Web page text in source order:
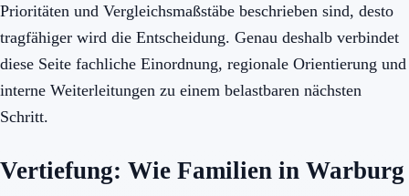
Prioritäten und Vergleichsmaßstäbe beschrieben sind, desto
tragfähiger wird die Entscheidung. Genau deshalb verbindet
diese Seite fachliche Einordnung, regionale Orientierung und
interne Weiterleitungen zu einem belastbaren nächsten
Schritt.
Vertiefung: Wie Familien in Warburg